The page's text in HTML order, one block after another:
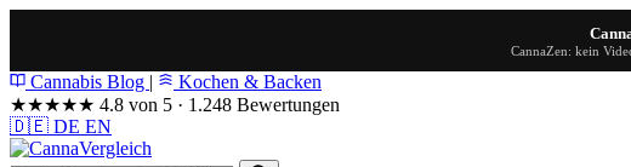
CannaZen: kein
Cannabis Blog |
Kochen & Backen
★★★★★ 4.8 von 5 · 1.248 Bewertungen
🇩🇪 DE EN